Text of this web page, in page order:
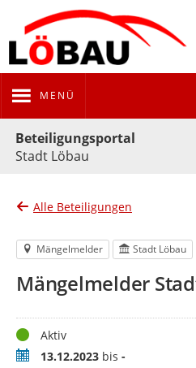
MENÜ
Beteiligungsportal
Stadt Löbau
Alle Beteiligungen
Mängelmelder Stadt Löbau
Mängelmelder
StatusAktiv
Zeitraum13.12.2023 bis -